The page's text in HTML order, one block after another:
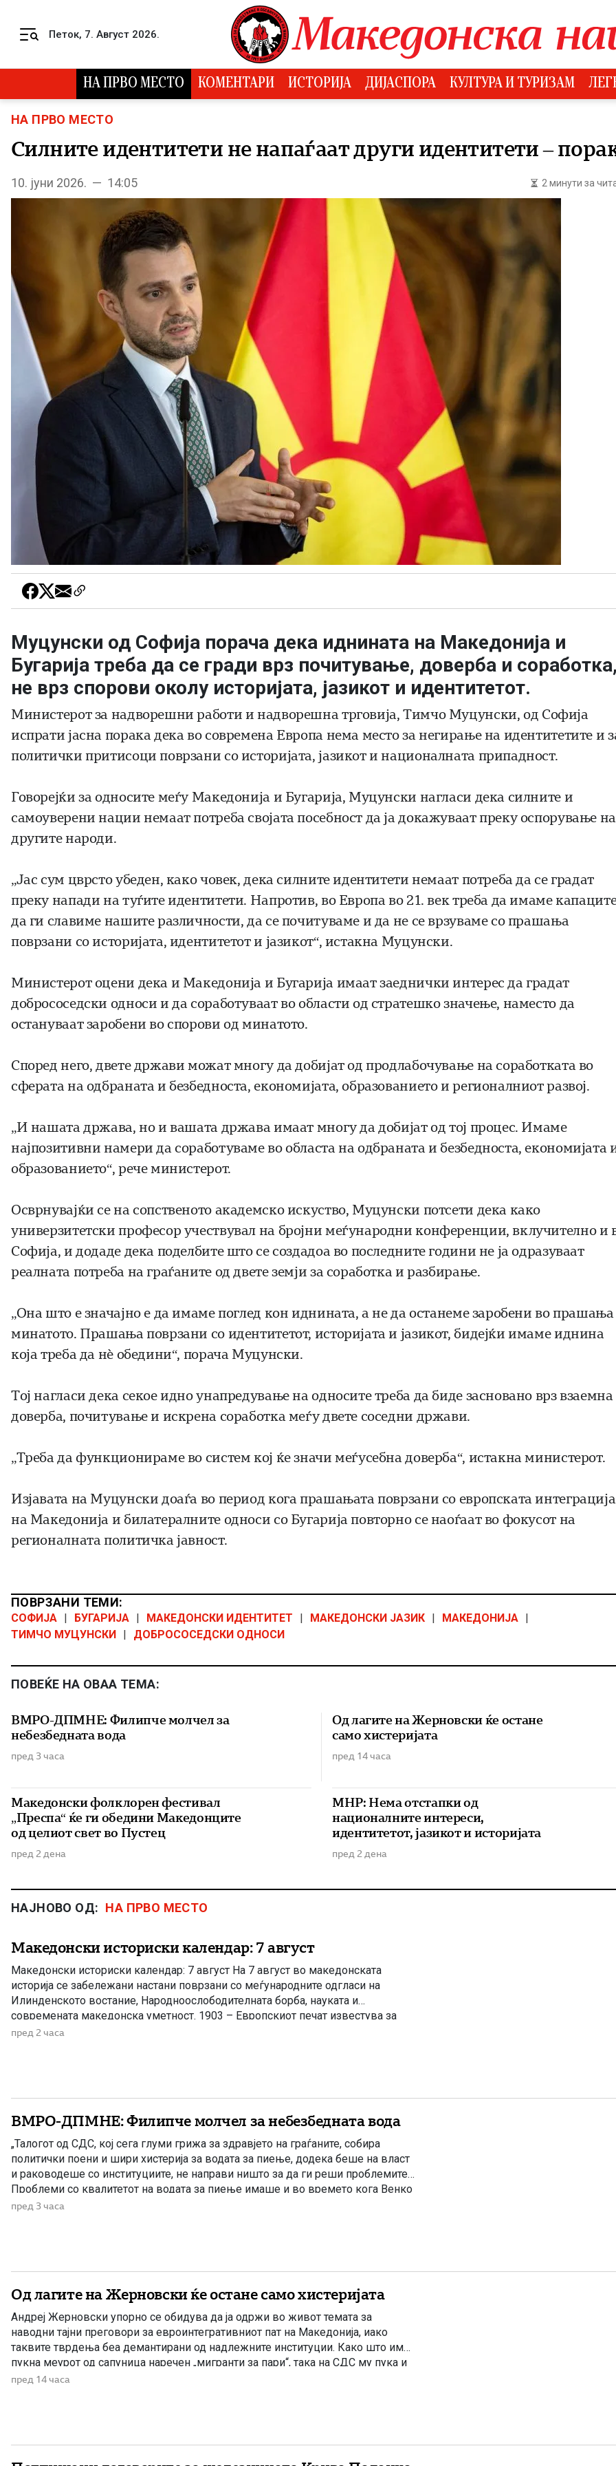
Петок, 7. Август 2026.
НА ПРВО МЕСТО КОМЕНТАРИ ИСТОРИЈА ДИЈАСПОРА КУЛТУРА И ТУРИЗАМ
НА ПРВО МЕСТО
Силните идентитети не напаѓаат други идентитети –
10. јуни 2026. — 14:05 2 минути за
Муцунски од Софија порача дека иднината на Македонија и
Бугарија треба да се гради врз почитување, доверба и
не врз спорови околу историјата, јазикот и идентитетот.
Министерот за надворешни работи и надворешна трговија,Тимчо Муцунски, од Софија
испрати јасна порака дека во современа Европа нема место за негирање на идентитетите и
политички притисоци поврзани со историјата, јазикот и националната припадност.
Говорејќи за односите меѓу Македонија и Бугарија, Муцунски нагласи дека силните и
самоуверени нации немаат потреба својата посебност да ја докажуваат преку оспорување на
другите народи.
„Јас сум цврсто убеден, како човек, дека силните идентитети немаат потреба да се градат
преку напади на туѓите идентитети. Напротив, во Европа во 21. век треба да имаме
да ги славиме нашите различности, да се почитуваме и да не се врзуваме со прашања
поврзани со историјата, идентитетот и јазикот“, истакна Муцунски.
Министерот оцени дека и Македонија и Бугарија имаат заеднички интерес да градат
добрососедски односи и да соработуваат во области од стратешко значење, наместо да
остануваат заробени во спорови од минатото.
Според него, двете држави можат многу да добијат од продлабочување на соработката во
сферата на одбраната и безбедноста, економијата, образованието и регионалниот развој.
„И нашата држава, но и вашата држава имаат многу да добијат од тој процес. Имаме
најпозитивни намери да соработуваме во областа на одбраната и безбедноста, економијата
образованието“, рече министерот.
Осврнувајќи се на сопственото академско искуство, Муцунски потсети дека како
универзитетски професор учествувал на бројни меѓународни конференции, вклучително и
Софија, и додаде дека поделбите што се создадоа во последните години не ја одразуваат
реалната потреба на граѓаните од двете земји за соработка и разбирање.
„Она што е значајно е да имаме поглед кон иднината, а не да останеме заробени во
минатото. Прашања поврзани со идентитетот, историјата и јазикот, бидејќи имаме иднина
која треба да нѐ обедини“, порача Муцунски.
Тој нагласи дека секое идно унапредување на односите треба да биде засновано врз взаемна
доверба, почитување и искрена соработка меѓу двете соседни држави.
„Треба да функционираме во систем кој ќе значи меѓусебна доверба“, истакна министерот.
Изјавата на Муцунски доаѓа во период кога прашањата поврзани со европската интеграција
на Македонија и билатералните односи со Бугарија повторно се наоѓаат во фокусот на
регионалната политичка јавност.
ПОВРЗАНИ ТЕМИ:
СОФИЈА БУГАРИЈА МАКЕДОНСКИ ИДЕНТИТЕТ МАКЕДОНСКИ ЈАЗИК МАКЕДОНИЈА
ТИМЧО МУЦУНСКИ
ДОБРОСОСЕДСКИ ОДНОСИ
ПОВЕЌЕ НА ОВАА ТЕМА:
ВМРО-ДПМНЕ: Филипче молчел за
небезбедната вода
пред 3 часа
Од лагите на Жерновски ќе остане
само хистеријата
пред 14 часа
Македонски фолклорен фестивал
„Преспа“ ќе ги обедини Македонците
од целиот свет во Пустец
пред 2 дена
МНР: Нема отстапки од
националните интереси,
идентитетот, јазикот и историјата
пред 2 дена
НАЈНОВО ОД: НА ПРВО МЕСТО
Македонски историски календар: 7 август
Македонски историски календар: 7 август На 7 август во македонската
историја се забележани настани поврзани со меѓународните одгласи на
Илинденското востание, Народноослободителната борба, науката и
современата македонска уметност. 1903 – Европскиот печат известува за
Илинденското востание На 7 август 1903 година европската јавност ги
пред 2 часа
ВМРО-ДПМНЕ: Филипче молчел за небезбедната вода
„Талогот од СДС, кој сега глуми грижа за здравјето на граѓаните, собира
политички поени и шири хистерија за водата за пиење, додека беше на власт
и раководеше со институциите, не направи ништо за да ги реши проблемите.
Проблеми со квалитетот на водата за пиење имаше и во времето кога Венко
Филипче беше министер за здравство, […]
пред 3 часа
Од лагите на Жерновски ќе остане само хистеријата
Андреј Жерновски упорно се обидува да ја одржи во живот темата за
наводни тајни преговори за евроинтегративниот пат на Македонија, иако
таквите тврдења беа демантирани од надлежните институции. Како што им
пукна меурот од сапуница наречен „мигранти за пари“, така на СДС му пука и
најновата конструкција – дека власта тајно се подготвува да го […]
пред 14 часа